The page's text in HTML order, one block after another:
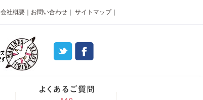
会社概要 お問い合わせ サイトマップ｜